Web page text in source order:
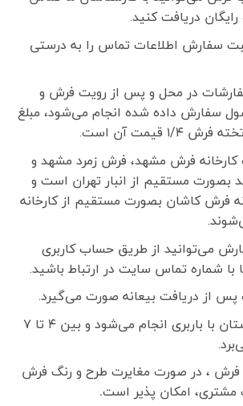
دریافت کنید.
سفارش اطلاعات تماس را به درستی
در محل و پس از رویت فرش و
سفارش داده شده انجام می‌شود، مبلغ
۴ قیمت آن است.
فرش مشهد، فرش زمرد مشهد و
مستقیم از انبار تهران است و
فرش کاشان بصورت مستقیم از کارخانه
می‌توانید از طریق حساب کاربری
با شماره تماس سایت در ارتباط باشید.
از دریافت بیعانه صورت می‌گیرد.
ارسال‌های شهرستان با باربری انجام می‌شود و بین ۴ تا ۷
، در صورت مغایرت طرح و رنگ فرش
امکان پذیر است.